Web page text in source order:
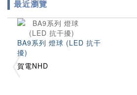
最近瀏覽
BA9系列 燈球 (LED 抗干
擾)
賀電NHD